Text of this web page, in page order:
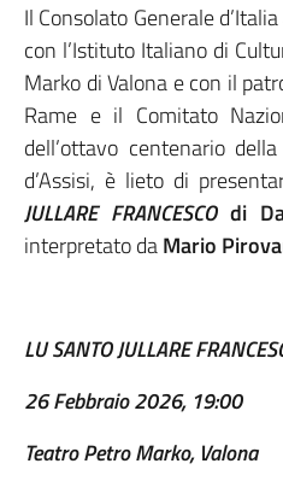
Il Consolato Generale
con l’Istituto Italiano di
Marko di Valona e con il
Rame e il Comitato
dell’ottavo centenario
d’Assisi, è lieto di
JULLARE FRANCESCOdi
interpretato daMario
LU SANTO JULLARE
26 Febbraio 2026, 19:00
Teatro Petro Marko, Valona